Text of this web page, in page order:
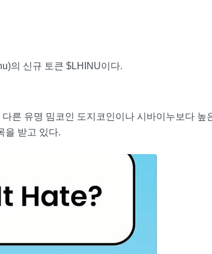
의 신규 토큰 $LHINU이다.
른 유명 밈코인 도지코인이나 시바이누보다 높
을 받고 있다.